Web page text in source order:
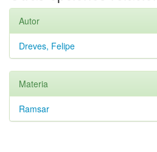
Autor
Dreves, Felipe
Materia
Ramsar